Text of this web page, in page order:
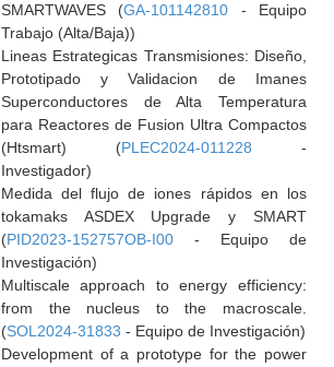
SMARTWAVES (GA-101142810 - Equipo
Trabajo (Alta/Baja))
Lineas Estrategicas Transmisiones: Diseño,
Prototipado y Validacion de Imanes
Superconductores de Alta Temperatura
para Reactores de Fusion Ultra Compactos
(Htsmart) (PLEC2024-011228 -
Investigador)
Medida del flujo de iones rápidos en los
tokamaks ASDEX Upgrade y SMART
(PID2023-152757OB-I00- Equipo de
Investigación)
Multiscale approach to energy efficiency:
from the nucleus to the macroscale.
(SOL2024-31833 - Equipo de Investigación)
Development of a prototype for the power